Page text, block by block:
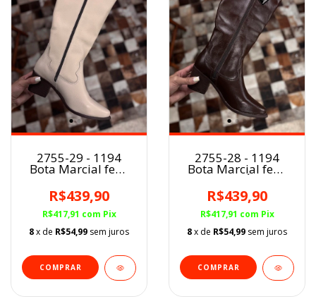
2755-29 - 1194
Bota Marcial fem.
R$439,90
R$417,91 com Pix
8x de R$54,99 sem juros
COMPRAR
2755-28 - 1194
Bota Marcial fem.
CAFÉ
R$439,90
R$417,91 com Pix
8x de R$54,99 sem juros
COMPRAR